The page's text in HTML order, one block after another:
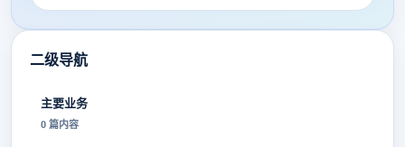
二级导航
主要业务
0 篇内容